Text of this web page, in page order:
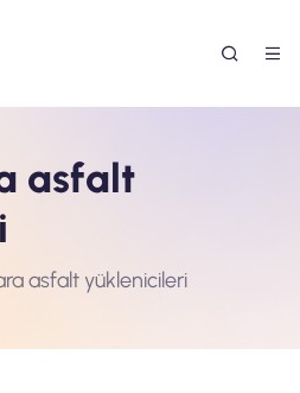
asfalt
asfalt yüklenicileri